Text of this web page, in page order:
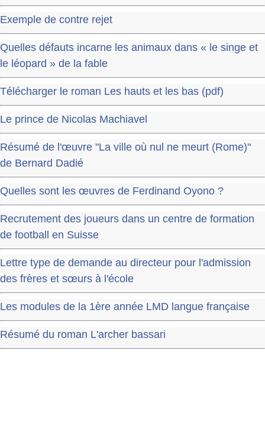
Exemple de contre rejet
Quelles défauts incarne les animaux dans « le singe et
le léopard » de la fable
Télécharger le roman Les hauts et les bas (pdf)
Le prince de Nicolas Machiavel
Résumé de l'œuvre "La ville où nul ne meurt (Rome)"
de Bernard Dadié
Quelles sont les œuvres de Ferdinand Oyono ?
Recrutement des joueurs dans un centre de formation
de football en Suisse
Lettre type de demande au directeur pour l'admission
des frères et sœurs à l'école
Les modules de la 1ère année LMD langue française
Résumé du roman L'archer bassari